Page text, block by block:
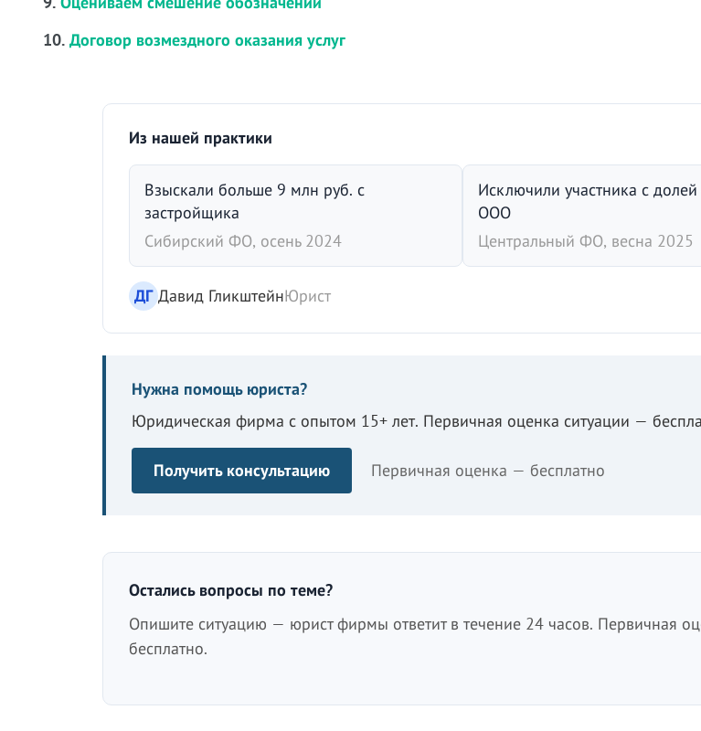
10. Договор возмездного оказания услуг
Из нашей практики
Взыскали больше 9 млн руб. с
застройщика
Сибирский ФО, осень 2024
Исключили участника с
ООО
Центральный ФО, весна 2025
ДГ Давид ГликштейнЮрист
Нужна помощь юриста?
Юридическая фирма с опытом 15+ лет. Первичная оценка ситуации —
Получить консультацию Первичная оценка — бесплатно
Остались вопросы по теме?
Опишите ситуацию — юрист фирмы ответит в течение 24 часов. Первичная
бесплатно.